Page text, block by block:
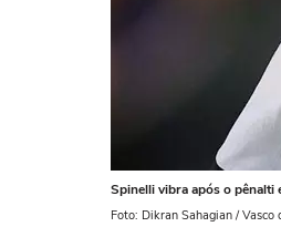
Spinelli vibra após o pênalti
Foto: Dikran Sahagian / Vasco